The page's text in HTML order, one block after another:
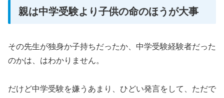
親は中学受験より子供の命のほうが大事
その先生が独身か子持ちだったか、中学受験経験者だった
のかは、はわかりません。
だけど中学受験を嫌うあまり、ひどい発言をして、ただで